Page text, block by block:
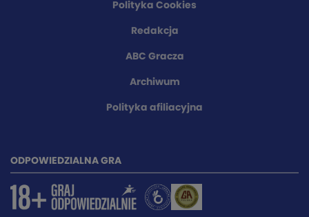
Polityka Cookies
Redakcja
ABC Gracza
Archiwum
Polityka afiliacyjna
ODPOWIEDZIALNA GRA